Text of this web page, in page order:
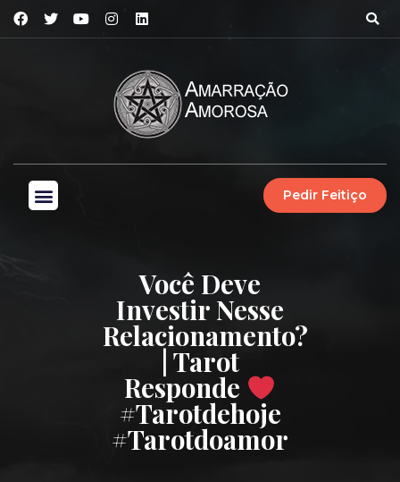
Pedir Feitiço
Você Deve
Investir Nesse
Relacionamento?
| Tarot
Responde
#tarotdehoje
#tarotdoamor